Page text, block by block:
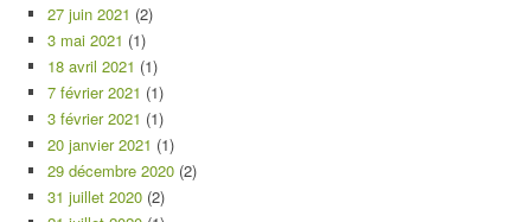
27 juin 2021 (2)
3 mai 2021 (1)
18 avril 2021 (1)
7 février 2021 (1)
3 février 2021 (1)
20 janvier 2021 (1)
29 décembre 2020 (2)
31 juillet 2020 (2)